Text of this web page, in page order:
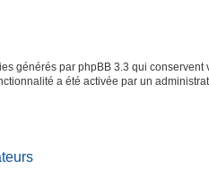
générés par phpBB 3.3 qui
a été activée par un